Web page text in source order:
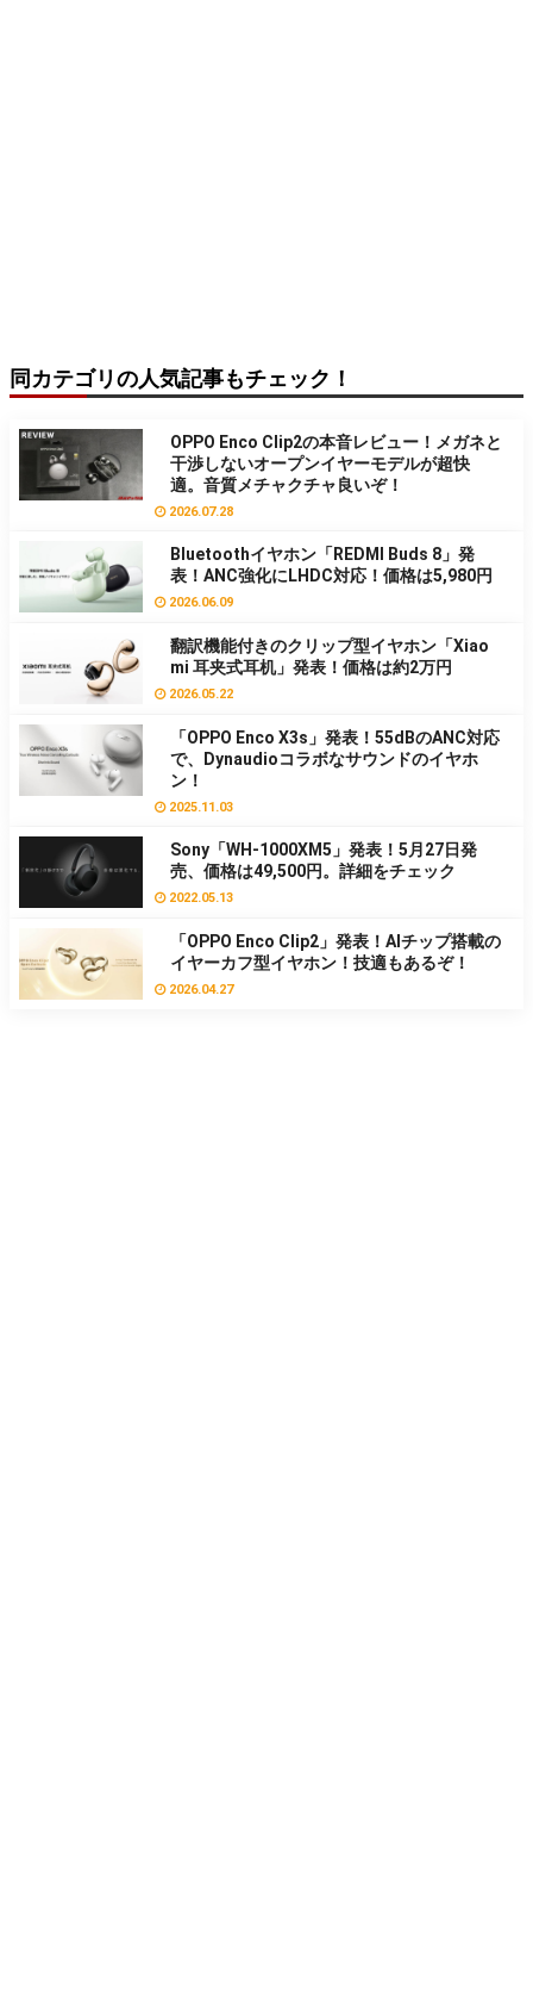
同カテゴリの人気記事もチェック！
OPPO Enco Clip2の本音レビュー！メガネと
干渉しないオープンイヤーモデルが超快
適。音質メチャクチャ良いぞ！
2026.07.28
Bluetoothイヤホン「REDMI Buds 8」発
表！ANC強化にLHDC対応！価格は5,980円
2026.06.09
翻訳機能付きのクリップ型イヤホン「Xiao
mi 耳夹式耳机」発表！価格は約2万円
2026.05.22
「OPPO Enco X3s」発表！55dBのANC対応
で、Dynaudioコラボなサウンドのイヤホ
ン！
2025.11.03
Sony「WH-1000XM5」発表！5月27日発
売、価格は49,500円。詳細をチェック
2022.05.13
「OPPO Enco Clip2」発表！AIチップ搭載の
イヤーカフ型イヤホン！技適もあるぞ！
2026.04.27